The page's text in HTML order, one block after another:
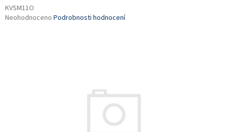
KVSM11O
Průměrné
Neohodnoceno Podrobnosti hodnocení